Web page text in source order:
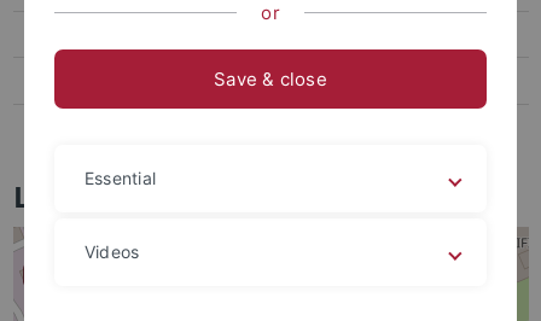
Lageplan
or
Save & close
Essential
Videos